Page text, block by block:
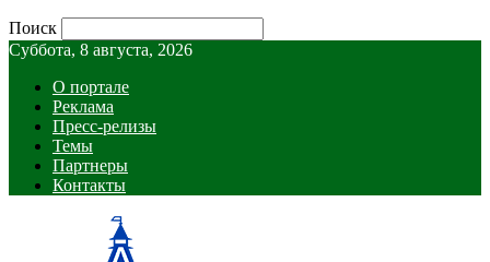
Поиск
Суббота, 8 августа, 2026
О портале
Реклама
Пресс-релизы
Темы
Партнеры
Контакты